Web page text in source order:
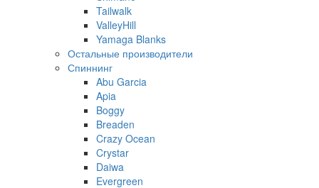
Tailwalk
ValleyHill
Yamaga Blanks
Остальные производители
Спиннинг
Abu Garcia
Apia
Boggy
Breaden
Crazy Ocean
Crystar
Daiwa
Evergreen